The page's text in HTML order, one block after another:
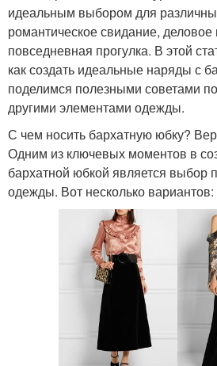
идеальным выбором для
романтическое свидание,
повседневная прогулка. В этой
как создать идеальные наряды с
поделимся полезными советами
другими элементами одежды.
С чем носить бархатную юбку?
Одним из ключевых моментов в
бархатной юбкой является выбор
одежды. Вот несколько вариантов: